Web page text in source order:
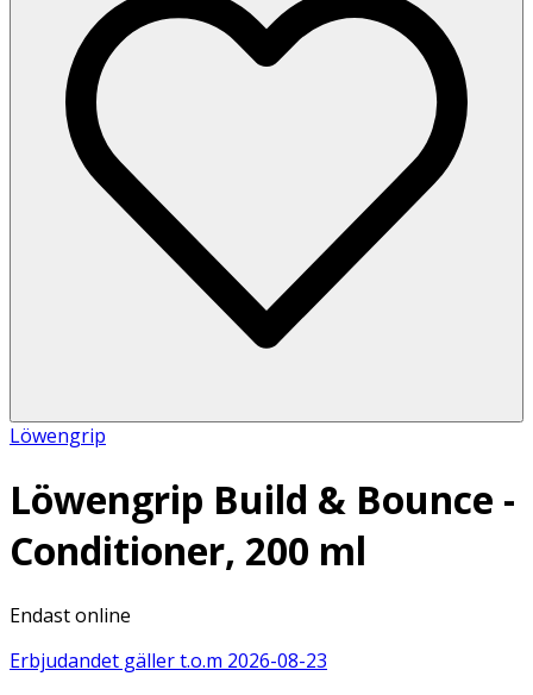
Löwengrip
Löwengrip Build & Bounce -
Conditioner, 200 ml
Endast online
Erbjudandet gäller t.o.m 2026-08-23